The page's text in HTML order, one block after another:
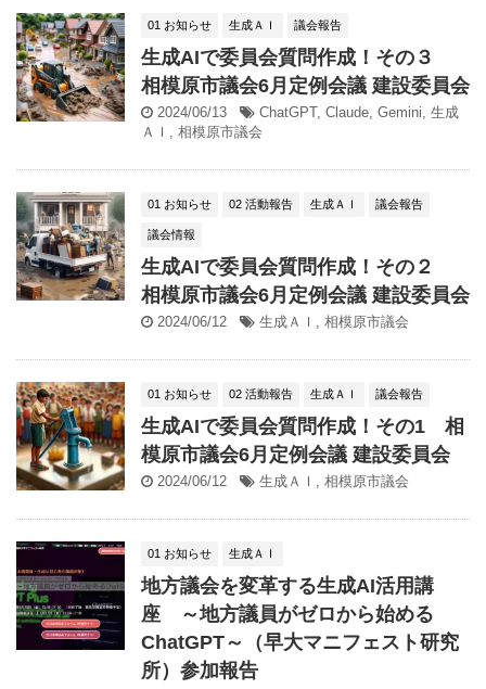
01 お知らせ 生成ＡＩ 議会報告
生成AIで委員会質問作成！その３
相模原市議会6月定例会議 建設委員会
2024/06/13 ChatGPT, Claude, Gemini, 生成
ＡＩ , 相模原市議会
01 お知らせ 02 活動報告 生成ＡＩ 議会報告
議会情報
生成AIで委員会質問作成！その２
相模原市議会6月定例会議 建設委員会
2024/06/12 生成ＡＩ , 相模原市議会
01 お知らせ 02 活動報告 生成ＡＩ 議会報告
生成AIで委員会質問作成！その1 相
模原市議会6月定例会議 建設委員会
2024/06/12 生成ＡＩ , 相模原市議会
01 お知らせ 生成ＡＩ
地方議会を変革する生成AI活用講
座 ～地方議員がゼロから始める
ChatGPT～（早大マニフェスト研究
所）参加報告